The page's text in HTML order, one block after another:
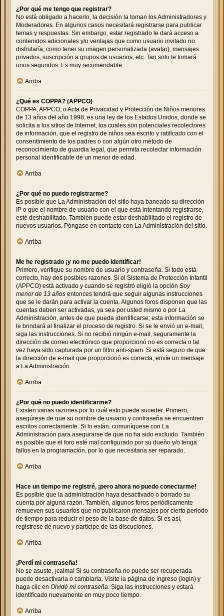
¿Por qué me tengo que registrar?
No está obligado a hacerlo, la decisión la toman los Administradores y
Moderadores. En algunos casos necesitará registrarse para publicar
temas y respuestas. Sin embargo, estar registrado le dará acceso a
contenidos adicionales y/o ventajas que como usuario invitado no
disfrutaría, como tener su imagen personalizada (avatar), mensajes
privados, suscripción a grupos de usuarios, etc. Tan solo le tomará
unos segundos. Es muy recomendable.
Arriba
¿Qué es COPPA? (APPCO)
COPPA, APPCO, o Acta de Privacidad y Protección de Niños menores
de 13 años del año 1998, es una ley de los Estados Unidos, donde se
solicita a los sitios de Internet, los cuales son potenciales recolectores
de información, que el registro de niños sea escrito y ratificado con el
consentimiento de los padres o con algún otro método de
reconocimiento de guardia legal, que permita recolectar información
personal identificable de un menor de edad.
Arriba
¿Por qué no puedo registrarme?
Es posible que La Administración del sitio haya baneado su dirección
IP o que el nombre de usuario con el que está intentando registrarse,
esté deshabilitado. También puede estar deshabilitado el registro de
nuevos usuarios. Póngase en contacto con La Administración del sitio.
Arriba
Me he registrado ¡y no me puedo identificar!
Primero, verifique su nombre de usuario y contraseña. Si todo está
correcto, hay dos posibles razones. Si el Sistema de Protección Infantil
(APPCO) está activado y cuando se registró eligió la opción Soy
menor de 13 años entonces tendrá que seguir algunas instrucciones
que se le darán para activar la cuenta. Algunos foros disponen que las
cuentas deben ser activadas, ya sea por usted mismo o por La
Administración, antes de que pueda identificarse; esta información se
le brindará al finalizar el proceso de registro. Si se le envió un e-mail,
siga las instrucciones. Si no recibió ningún e-mail, seguramente la
dirección de correo electrónico que proporcionó no es correcta o tal
vez haya sido capturada por un filtro anti-spam. Si está seguro de que
la dirección de e-mail que proporcionó es correcta, envíe un mensaje
a La Administración.
Arriba
¿Por qué no puedo identificarme?
Existen varias razones por lo cuál esto puede suceder. Primero,
asegúrese de que su nombre de usuario y contraseña se encuentren
escritos correctamente. Si lo están, comuníquese con La
Administración para asegurarse de que no ha sido excluido. También
es posible que el foro esté mal configurado por su dueño y/o tenga
fallos en la programación, por lo que necesitaría ser reparado.
Arriba
Hace un tiempo me registré, ¡pero ahora no puedo conectarme!
Es posible que la administración haya desactivado o borrado su
cuenta por alguna razón. También, algunos foros periódicamente
remueven sus usuarios que no publicaron mensajes por cierto periodo
de tiempo para reducir el peso de la base de datos. Si es así,
registrese de nuevo y participe de las discuciones.
Arriba
¡Perdí mi contraseña!
No se asuste, ¡calma! Si su contraseña no puede ser recuperada
puede desactivarla o cambiarla. Visite la página de ingreso (login) y
haga clic en Olvidé mi contraseña . Siga las instrucciones y estará
identificado nuevamente en muy poco tiempo.
Arriba